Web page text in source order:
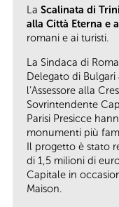
La Scalinata di
alla Città Eterna e
romani e ai turisti.
La Sindaca di
Delegato di
l’Assessore alla
Sovrintendente
Parisi Presicce
monumenti più
Il progetto è stato
di 1,5 milioni di
Capitale in
Maison.